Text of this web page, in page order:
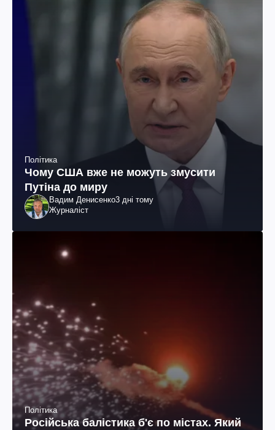
Політика
Чому США вже не можуть змусити
Путіна до миру
Вадим Денисенко3 дні тому
Журналіст
Політика
Російська балістика б'є по містах. Який